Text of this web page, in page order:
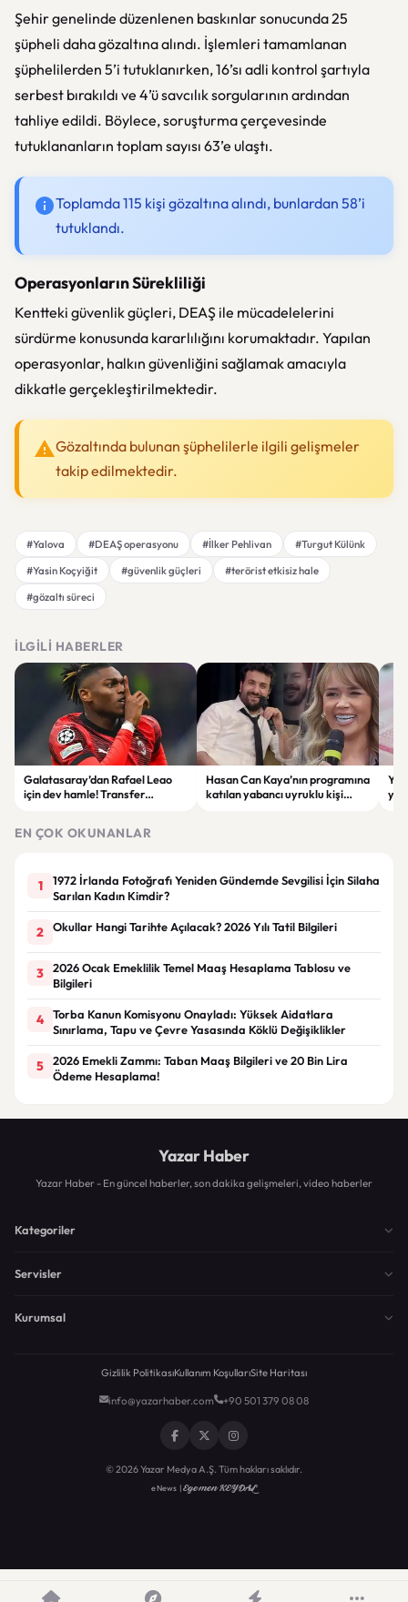
Şehir genelinde düzenlenen baskınlar sonucunda 25
şüpheli daha gözaltına alındı. İşlemleri tamamlanan
şüphelilerden 5’i tutuklanırken, 16’sı adli kontrol şartıyla
serbest bırakıldı ve 4’ü savcılık sorgularının ardından
tahliye edildi. Böylece, soruşturma çerçevesinde
tutuklananların toplam sayısı 63’e ulaştı.
Toplamda 115 kişi gözaltına alındı, bunlardan 58’i
tutuklandı.
Operasyonların Sürekliliği
Kentteki güvenlik güçleri, DEAŞ ile mücadelelerini
sürdürme konusunda kararlılığını korumaktadır. Yapılan
operasyonlar, halkın güvenliğini sağlamak amacıyla
dikkatle gerçekleştirilmektedir.
Gözaltında bulunan şüphelilerle ilgili gelişmeler
takip edilmektedir.
#Yalova #DEAŞ operasyonu #İlker Pehlivan
#Turgut Külünk
#Yasin Koçyiğit
#güvenlik güçleri
#terörist etkisiz hale
#gözaltı süreci
İLGILI HABERLER
Galatasaray’dan Rafael Leao
için dev hamle! Transfer
Hasan Can Kaya’nın programına
katılan yabancı uyruklu kişi
EN ÇOK OKUNANLAR
1
1972 İrlanda Fotoğrafı Yeniden Gündemde Sevgilisi İçin Silaha
Sarılan Kadın Kimdir?
2 Okullar Hangi Tarihte Açılacak? 2026 Yılı Tatil Bilgileri
3
2026 Ocak Emeklilik Temel Maaş Hesaplama Tablosu ve
Bilgileri
4
Torba Kanun Komisyonu Onayladı: Yüksek Aidatlara
Sınırlama, Tapu ve Çevre Yasasında Köklü Değişiklikler
5
2026 Emekli Zammı: Taban Maaş Bilgileri ve 20 Bin Lira
Ödeme Hesaplama!
Yazar Haber
Yazar Haber - En güncel haberler, son dakika gelişmeleri, video haberler
Kategoriler
Servisler
Kurumsal
Gizlilik PolitikasıKullanım KoşullarıSite Haritası
info@yazarhaber.com +90 501 379 08 08
© 2026 Yazar Medya A.Ş. Tüm hakları saklıdır.
eNews |Egemen KEYDAL